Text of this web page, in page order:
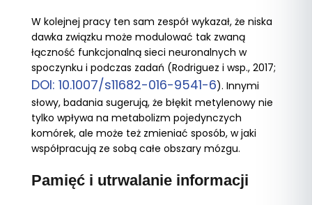
W kolejnej pracy ten sam zespół wykazał, że niska
dawka związku może modulować tak zwaną
łączność funkcjonalną sieci neuronalnych w
spoczynku i podczas zadań (Rodriguez i wsp., 2017;
DOI: 10.1007/s11682-016-9541-6). Innymi
słowy, badania sugerują, że błękit metylenowy nie
tylko wpływa na metabolizm pojedynczych
komórek, ale może też zmieniać sposób, w jaki
współpracują ze sobą całe obszary mózgu.
Pamięć i utrwalanie informacji